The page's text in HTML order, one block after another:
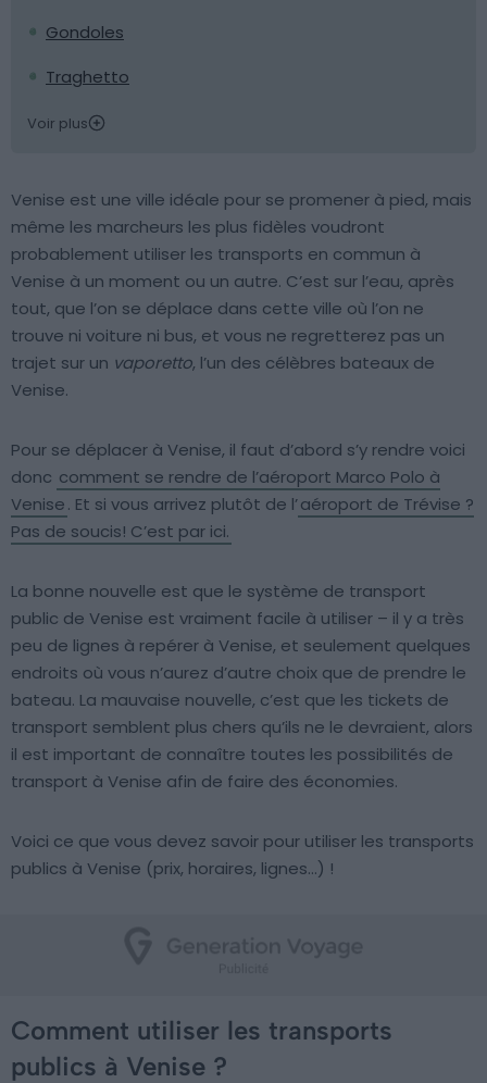
Gondoles
Traghetto
Voir plus
Venise est une ville idéale pour se promener à pied, mais
même les marcheurs les plus fidèles voudront
probablement utiliser les transports en commun à
Venise à un moment ou un autre. C’est sur l’eau, après
tout, que l’on se déplace dans cette ville où l’on ne
trouve ni voiture ni bus, et vous ne regretterez pas un
trajet sur un vaporetto, l’un des célèbres bateaux de
Venise.
Pour se déplacer à Venise, il faut d’abord s’y rendre voici
donc comment se rendre de l’aéroport Marco Polo à
Venise. Et si vous arrivez plutôt de l’aéroport de Trévise ?
Pas de soucis! C’est par ici.
La bonne nouvelle est que le système de transport
public de Venise est vraiment facile à utiliser – il y a très
peu de lignes à repérer à Venise, et seulement quelques
endroits où vous n’aurez d’autre choix que de prendre le
bateau. La mauvaise nouvelle, c’est que les tickets de
transport semblent plus chers qu’ils ne le devraient, alors
il est important de connaître toutes les possibilités de
transport à Venise afin de faire des économies.
Voici ce que vous devez savoir pour utiliser les transports
publics à Venise (prix, horaires, lignes…) !
Comment utiliser les transports
publics à Venise ?